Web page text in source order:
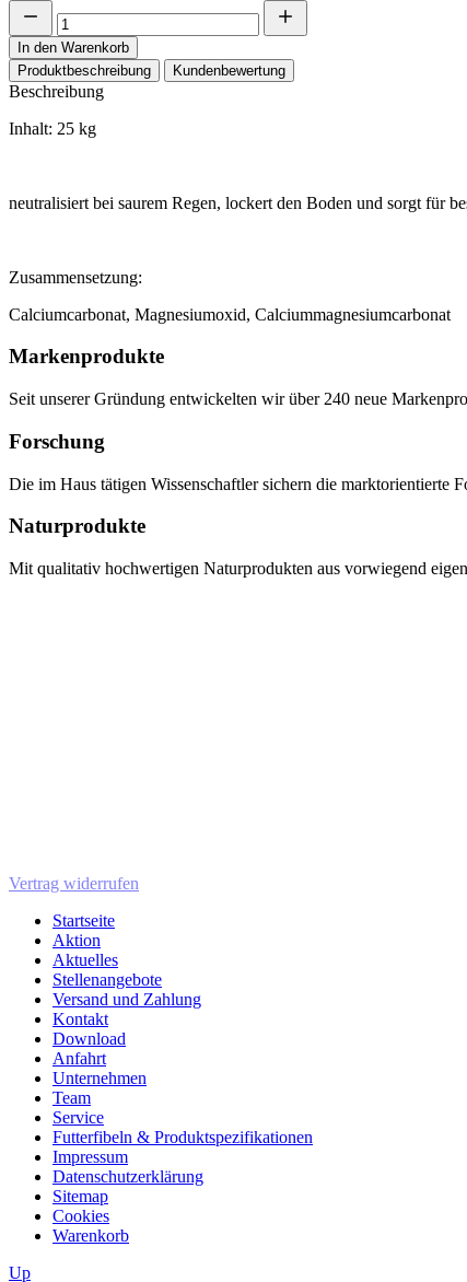
In den Warenkorb
Produktbeschreibung
Kundenbewertung
Beschreibung
Inhalt: 25 kg
neutralisiert bei saurem Regen, lockert den Boden und sorgt für
Zusammensetzung:
Calciumcarbonat, Magnesiumoxid, Calciummagnesiumcarbonat
Markenprodukte
Seit unserer Gründung entwickelten wir über 240 neue
Forschung
Die im Haus tätigen Wissenschaftler sichern die marktorientierte
Naturprodukte
Mit qualitativ hochwertigen Naturprodukten aus vorwiegend
Vertrag widerrufen
Startseite
Aktion
Aktuelles
Stellenangebote
Versand und Zahlung
Kontakt
Download
Anfahrt
Unternehmen
Team
Service
Futterfibeln & Produktspezifikationen
Impressum
Datenschutzerklärung
Sitemap
Cookies
Warenkorb
Up